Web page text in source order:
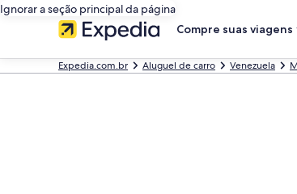
Ignorar a seção principal da página
Compre suas viagens
Expedia.com.br Aluguel de carro Venezuela